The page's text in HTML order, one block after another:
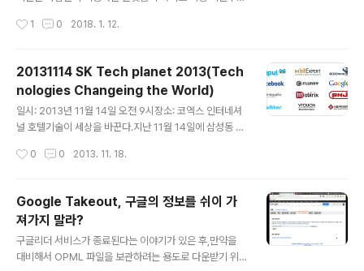
고... 채굴은 플랫폼 제공자가 자체적으로 알아서 하면서 관
귀를 할까 생각하는 중에,게임속 골드를 시세에 따라 원화
로 사고파는 풍경게임속 골드를 지불하여 게임이용권 결제
경매를 통해서 시세가 결정 아이템거래사이트(거래소): 와
우 골드를 팔아서 다른 게임 골드구매 암호화화폐를 바라
게임속 재화와 이어지는 수순은... 이미 익숙하다. 기본골자
1 0 2018. 1. 12.
20131114 SK Tech planet 2013(Tech
nologies Changeing the World)
일시: 2013년 11월 14일 오전 9시장소: 코엑스 인터네셔
널 호텔기술이 세상을 바꾼다.지난 11월 14일에 삼성동 코
Planet 2013(http://techplanet.skplanet.com/)이
하는 기술컨퍼런스로서 ‘해외 최신 기술트렌드’의 흐름을
살펴볼 수 있는 컨퍼런스로 자리잡아가고 있다. 올해 201
3년의 주제는 ‘빅데이터Big Data’였다. 세계적으로 높은
기술력을 보유하고 있는 다양한 기업들이 참여하여 빅데이
터에 대한 그들의 노하우를 전달해주었다. Keynote spe
0 0 2013. 11. 18.
Google Takeout, 구글의 정보를 쉬이 가
져가지 말라?
구글리더 서비스가 종료된다는 이야기가 있은 후,만약을
대비해서 OPML 파일을 보관하려는 용도로 다운받기 위